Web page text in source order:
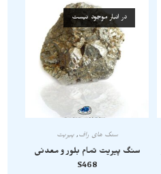
در انبار موجود نیست
سنگ های راف,پیریت
سنگ پیریت تمام بلور و معدنی
S468